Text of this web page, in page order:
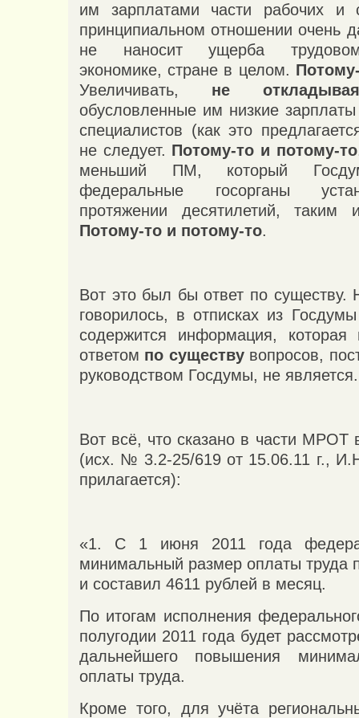
им зарплатами части рабочих и
принципиальном отношении очень
не наносит ущерба
экономике, стране в целом.
Увеличивать, не откладывая
обусловленные им низкие
специалистов (как это
не следует. Потому-то и потому-то
меньший ПМ, который
федеральные госорганы
протяжении десятилетий,
Потому-то и потому-то.
Вот это был бы ответ по существу.
говорилось, в отписках из
содержится информация, которая
ответом по существувопросов,
руководством Госдумы, не является.
Вот всё, что сказано в части МРОТ
(исх. № 3.2-25/619 от 15.06.11 г.,
прилагается):
«1. С 1 июня 2011 года
минимальный размер оплаты труда
и составил 4611 рублей в месяц.
По итогам исполнения
полугодии 2011 года будет
дальнейшего повышения
оплаты труда.
Кроме того, для учёта